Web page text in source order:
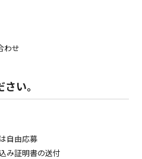
わせ
い。
自由応募
み証明書の送付